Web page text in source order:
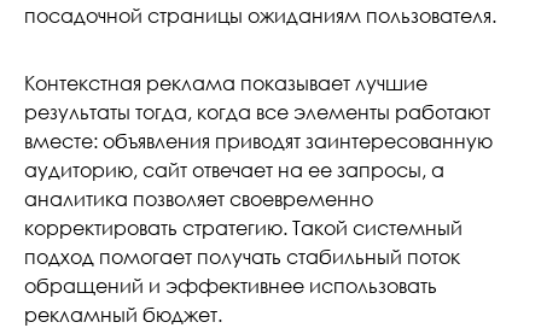
посадочной страницы ожиданиям пользователя.
Контекстная реклама показывает лучшие
результаты тогда, когда все элементы работают
вместе: объявления приводят заинтересованную
аудиторию, сайт отвечает на ее запросы, а
аналитика позволяет своевременно
корректировать стратегию. Такой системный
подход помогает получать стабильный поток
обращений и эффективнее использовать
рекламный бюджет.